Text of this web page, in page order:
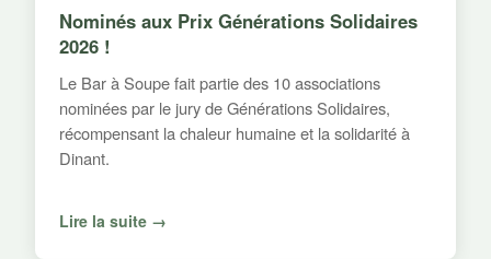
Nominés aux Prix Générations Solidaires
2026 !
Le Bar à Soupe fait partie des 10 associations
nominées par le jury de Générations Solidaires,
récompensant la chaleur humaine et la solidarité à
Dinant.
Lire la suite →